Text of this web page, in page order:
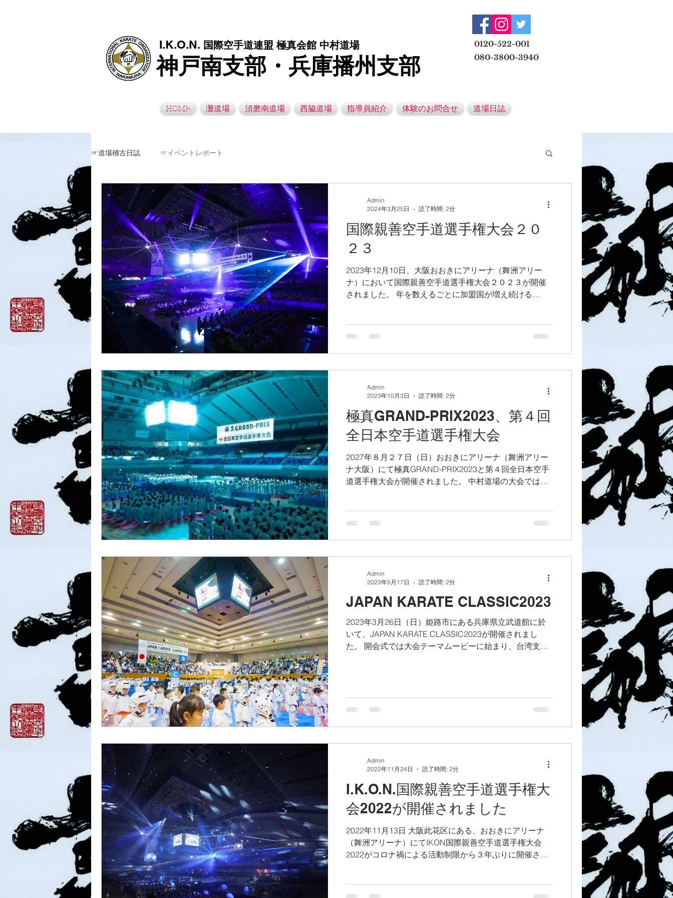
I.K.O.N. 国際空手道連盟 極真会館 中村道場
神戸南支部・兵庫播州支部
0120-522-001
080-3800-3940
HOME 灘道場 須磨南道場 西脇道場 指導員紹介 体験のお問合せ 道場日誌
☞道場稽古日誌 ☞イベントレポート
国際親善空手道選手権大会２０
２３
2023年12月10日、大阪おおきにアリーナ（舞洲アリー
ナ）において国際親善空手道選手権大会２０２３が開催
されました。 年を数えるごとに加盟国が増え続ける
Admin
2024年3月25日
読了時間: 2分
極真GRAND-PRIX2023、第４回
全日本空手道選手権大会
2027年８月２７日（日）おおきにアリーナ（舞洲アリー
ナ大阪）にて極真GRAND-PRIX2023と第４回全日本空手
道選手権大会が開催されました。 中村道場の大会ではオ
Admin
2023年10月3日
読了時間: 2分
JAPAN KARATE CLASSIC2023
2023年3月26日（日）姫路市にある兵庫県立武道館に於
いて、JAPAN KARATE CLASSIC2023が開催されまし
た。 開会式では大会テーマムービーに始まり、台湾支部
Admin
2023年5月17日
読了時間: 2分
I.K.O.N.国際親善空手道選手権大
会2022が開催されました
2022年11月13日 大阪此花区にある、おおきにアリーナ
（舞洲アリーナ）にてIKON国際親善空手道選手権大会
2022がコロナ禍による活動制限から３年ぶりに開催され
Admin
2022年11月24日
読了時間: 2分